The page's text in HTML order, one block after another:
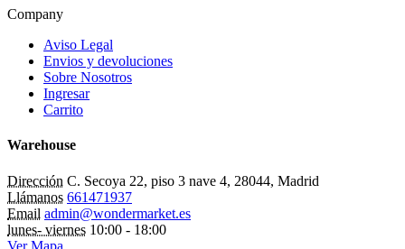
Company
Aviso Legal
Envios y devoluciones
Sobre Nosotros
Ingresar
Carrito
Warehouse
Dirección C. Secoya 22, piso 3 nave 4, 28044, Madrid
Llámanos 661471937
Email admin@wondermarket.es
lunes- viernes 10:00 - 18:00
Ver Mapa